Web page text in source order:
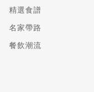
精選食譜
名家帶路
餐飲潮流